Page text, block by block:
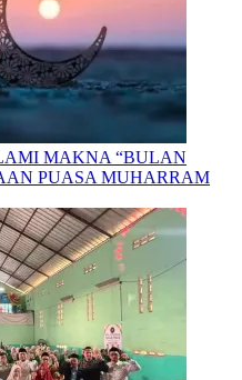
MAKNA “BULAN
PUASA MUHARRAM